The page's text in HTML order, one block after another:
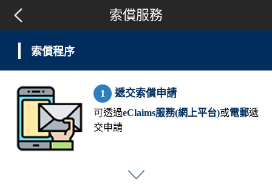
索償服務
索償程序
遞交索償申請
可透過eClaims服務(網上平台)或電郵遞
交申請